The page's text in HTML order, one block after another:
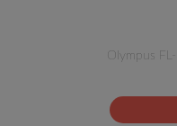
Olympus